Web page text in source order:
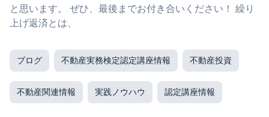
と思います。 ぜひ、最後までお付き合いください！ 繰り
上げ返済とは、
ブログ 不動産実務検定認定講座情報 不動産投資
不動産関連情報 実践ノウハウ 認定講座情報